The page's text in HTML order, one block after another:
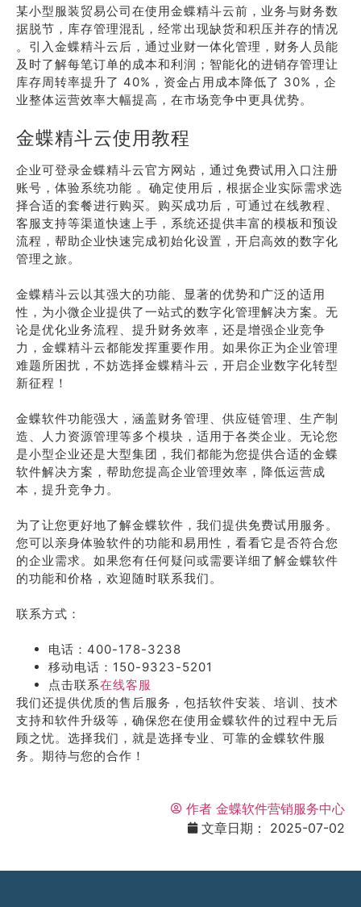
某小型服装贸易公司在使用金蝶精斗云前，业务与财务数
据脱节，库存管理混乱，经常出现缺货和积压并存的情况
。引入金蝶精斗云后，通过业财一体化管理，财务人员能
及时了解每笔订单的成本和利润；智能化的进销存管理让
库存周转率提升了 40%，资金占用成本降低了 30%，企
业整体运营效率大幅提高，在市场竞争中更具优势。
金蝶精斗云使用教程
企业可登录金蝶精斗云官方网站，通过免费试用入口注册
账号，体验系统功能 。确定使用后，根据企业实际需求选
择合适的套餐进行购买。购买成功后，可通过在线教程、
客服支持等渠道快速上手，系统还提供丰富的模板和预设
流程，帮助企业快速完成初始化设置，开启高效的数字化
管理之旅。
金蝶精斗云以其强大的功能、显著的优势和广泛的适用
性，为小微企业提供了一站式的数字化管理解决方案。无
论是优化业务流程、提升财务效率，还是增强企业竞争
力，金蝶精斗云都能发挥重要作用。如果你正为企业管理
难题所困扰，不妨选择金蝶精斗云，开启企业数字化转型
新征程！
金蝶软件功能强大，涵盖财务管理、供应链管理、生产制
造、人力资源管理等多个模块，适用于各类企业。无论您
是小型企业还是大型集团，我们都能为您提供合适的金蝶
软件解决方案，帮助您提高企业管理效率，降低运营成
本，提升竞争力。
为了让您更好地了解金蝶软件，我们提供免费试用服务。
您可以亲身体验软件的功能和易用性，看看它是否符合您
的企业需求。如果您有任何疑问或需要详细了解金蝶软件
的功能和价格，欢迎随时联系我们。
联系方式：
电话：400-178-3238
移动电话：150-9323-5201
点击联系在线客服
我们还提供优质的售后服务，包括软件安装、培训、技术
支持和软件升级等，确保您在使用金蝶软件的过程中无后
顾之忧。选择我们，就是选择专业、可靠的金蝶软件服
务。期待与您的合作！
作者 金蝶软件营销服务中心
文章日期：
2025-07-02